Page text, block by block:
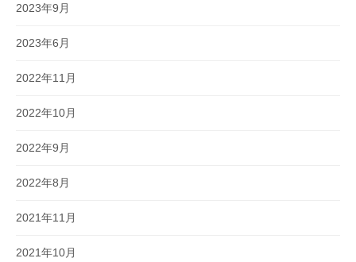
2023年9月
2023年6月
2022年11月
2022年10月
2022年9月
2022年8月
2021年11月
2021年10月